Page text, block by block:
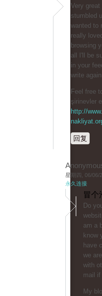
Very
stumbled
wanted to
really
browsing
all I'll be
in your
write
Feel free
şirinevler
http://
回复
星期四, 06/06/
永久连接
冒个
Do
am a
know
have
we
with
mail
My